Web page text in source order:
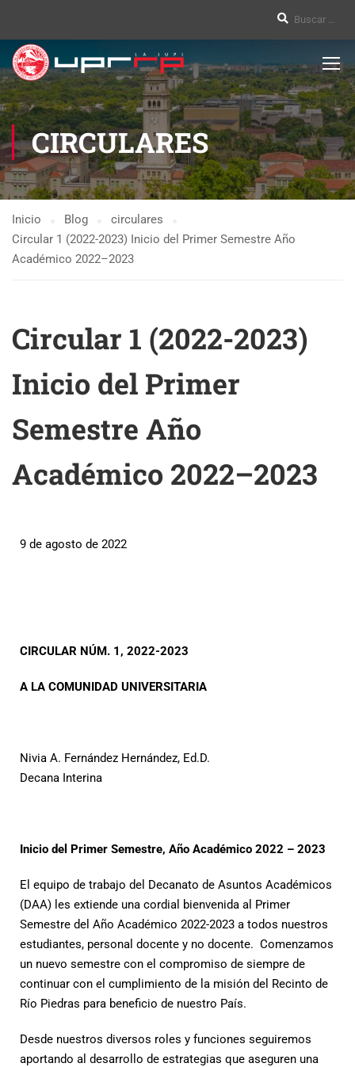
CIRCULARES
Inicio Blog
circulares
Circular 1 (2022-2023) Inicio del Primer Semestre Año
Académico 2022–2023
Circular 1 (2022-2023)
Inicio del Primer
Semestre Año
Académico 2022–2023
9 de agosto de 2022
CIRCULAR NÚM. 1, 2022-2023
A LA COMUNIDAD UNIVERSITARIA
Nivia A. Fernández Hernández, Ed.D.
Decana Interina
Inicio del Primer Semestre, Año Académico 2022 – 2023
El equipo de trabajo del Decanato de Asuntos Académicos
(DAA) les extiende una cordial bienvenida al Primer
Semestre del Año Académico 2022-2023 a todos nuestros
estudiantes, personal docente y no docente. Comenzamos
un nuevo semestre con el compromiso de siempre de
continuar con el cumplimiento de la misión del Recinto de
Río Piedras para beneficio de nuestro País.
Desde nuestros diversos roles y funciones seguiremos
aportando al desarrollo de estrategias que aseguren una